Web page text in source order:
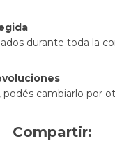
durante toda la
podés cambiarlo por
Compartir: